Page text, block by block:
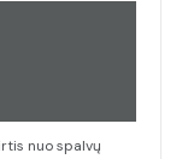
nuo spalvų